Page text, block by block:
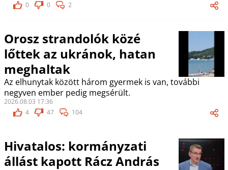
0
0 2
Orosz strandolók közé
lőttek az ukránok, hatan
meghaltak
Az elhunytak között három gyermek is van, további
negyven ember pedig megsérült.
2026.08.03 17:36
4
47 104
Hivatalos: kormányzati
állást kapott Rácz András